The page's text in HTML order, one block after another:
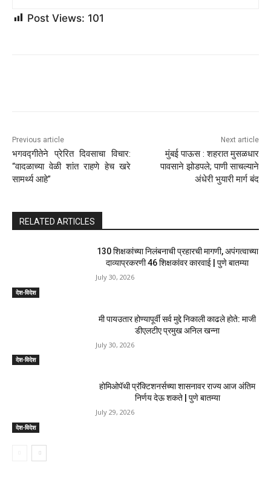
Post Views: 101
Previous article
भगवद्गीतेने प्रेरित दिवसाचा विचार:
“वादळाच्या वेळी शांत राहणे हेच खरे
सामर्थ्य आहे”
Next article
मुंबई पाऊस : शहरात मुसळधार
पावसाने झोडपले; पाणी साचल्याने
अंधेरी भुयारी मार्ग बंद
RELATED ARTICLES
देश-विदेश
130 शिक्षकांच्या निलंबनाची प्रहारची मागणी, अपंगत्वाच्या
दाव्याप्रकरणी 46 शिक्षकांवर कारवाई | पुणे बातम्या
July 30, 2026
देश-विदेश
मी पायउतार होण्यापूर्वी सर्व मुद्दे निकाली काढले होते: माजी
डीएलटीए प्रमुख अनिल खन्ना
July 30, 2026
देश-विदेश
होमिओपॅथी प्रॅक्टिशनर्सच्या शासनावर राज्य आज अंतिम
निर्णय देऊ शकते | पुणे बातम्या
July 29, 2026